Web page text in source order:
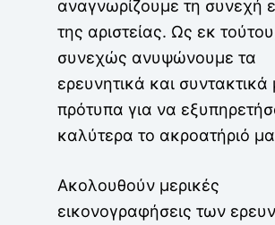
αναγνωρίζουμε τη συνεχή
της αριστείας. Ως εκ
συνεχώς ανυψώνουμε τα
ερευνητικά και συντακτικά
πρότυπα για να
καλύτερα το ακροατήριό
Ακολουθούν μερικές
εικονογραφήσεις των